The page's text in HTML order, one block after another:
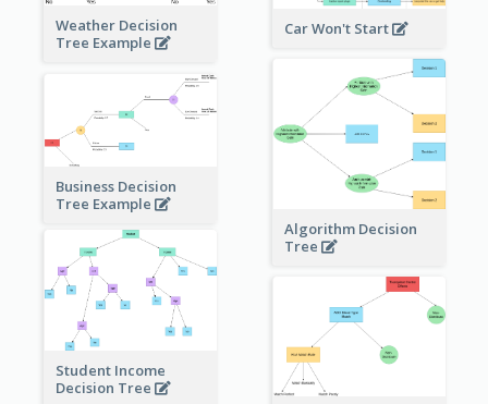
Weather Decision
Tree Example
Car Won't Start
Algorithm Decision
Tree
Business Decision
Tree Example
Student Income
Decision Tree